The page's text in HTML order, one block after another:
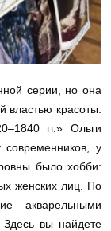
серии, но она
властью красоты:
гг.» Ольги
у
было хобби:
женских лиц. По
акварельными
вы найдете